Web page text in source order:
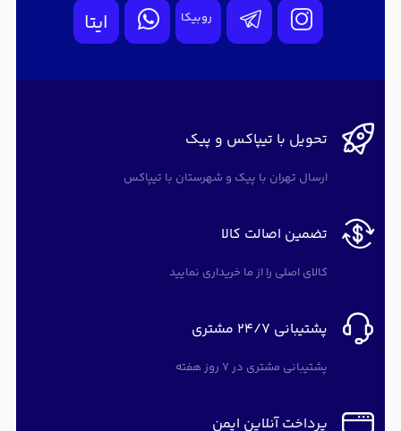
روبیکا ایتا
تحویل با تیپاکس و پیک
ارسال تهران با پیک و شهرستان با تیپاکس
تضمین اصالت کالا
کالای اصلی را از ما خریداری نمایید
پشتیبانی 24/7 مشتری
پشتیبانی مشتری در 7 روز هفته
پرداخت آنلاین ایمن